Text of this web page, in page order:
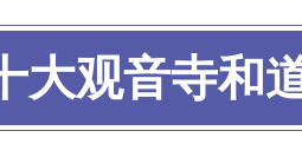
大观音寺和